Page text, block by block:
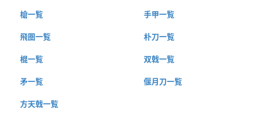
槍一覧 手甲一覧
飛圏一覧 朴刀一覧
棍一覧 双戟一覧
矛一覧 偃月刀一覧
方天戟一覧